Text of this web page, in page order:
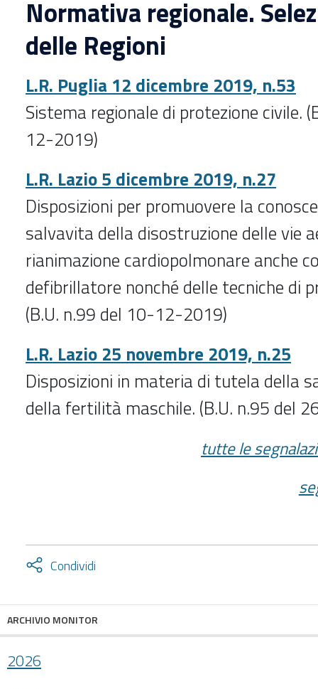
Normativa regionale.
delle Regioni
L.R. Puglia 12 dicembre 2019, n.53
Sistema regionale di protezione civile.
12-2019)
L.R. Lazio 5 dicembre 2019, n.27
Disposizioni per promuovere la
salvavita della disostruzione delle vie
rianimazione cardiopolmonare anche
defibrillatore nonché delle tecniche di
(B.U. n.99 del 10-12-2019)
L.R. Lazio 25 novembre 2019, n.25
Disposizioni in materia di tutela della
della fertilità maschile. (B.U. n.95 del
tutte le
Condividi
Attiva
ARCHIVIO MONITOR
2026